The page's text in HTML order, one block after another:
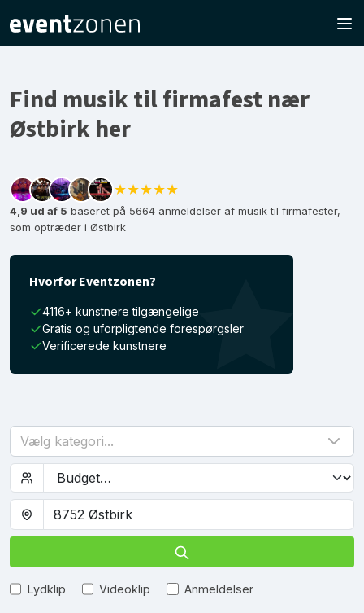
Find musik til firmafest nær
Østbirk her
★★★★★
4,9 ud af 5 baseret på 5664 anmeldelser af musik til firmafester,
som optræder i Østbirk
Hvorfor Eventzonen?
4116+ kunstnere tilgængelige
Gratis og uforpligtende forespørgsler
Verificerede kunstnere
Vælg kategori...
Lydklip Videoklip Anmeldelser